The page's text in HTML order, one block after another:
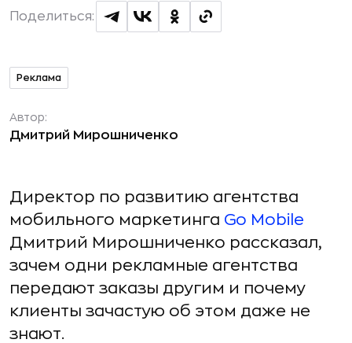
Поделиться:
Реклама
Автор:
Дмитрий Мирошниченко
Директор по развитию агентства
мобильного маркетинга Go Mobile
Дмитрий Мирошниченко рассказал,
зачем одни рекламные агентства
передают заказы другим и почему
клиенты зачастую об этом даже не
знают.